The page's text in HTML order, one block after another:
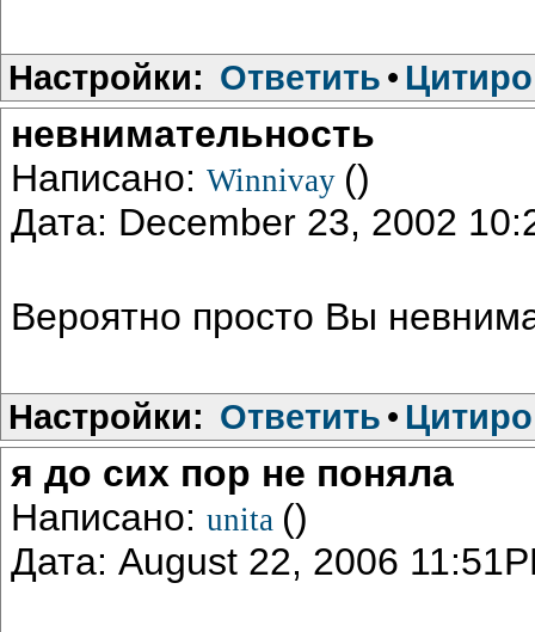
Настройки: Ответить •
невнимательность
Написано: Winnivay ()
Дата: December 23, 2002
Вероятно просто Вы
Настройки: Ответить •
я до сих пор не поняла
Написано: unita ()
Дата: August 22, 2006